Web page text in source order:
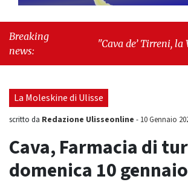
Breaking
news:
"Cava de’ Tirreni, la Villa
seduta consiliare: “Serve
La Moleskine di Ulisse
scritto da Redazione Ulisseonline - 10 Gennaio
Cava, Farmacia di
domenica 10 gennaio